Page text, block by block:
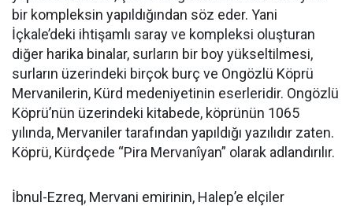
bir kompleksin yapıldığından söz eder. Yani
İçkale’deki ihtişamlı saray ve kompleksi oluşturan
diğer harika binalar, surların bir boy yükseltilmesi,
surların üzerindeki birçok burç ve Ongözlü Köprü
Mervanilerin, Kürd medeniyetinin eserleridir. Ongözlü
Köprü’nün üzerindeki kitabede, köprünün 1065
yılında, Mervaniler tarafından yapıldığı yazılıdır zaten.
Köprü, Kürdçede “Pira Mervanîyan” olarak adlandırılır.
İbnul-Ezreq, Mervani emirinin, Halep’e elçiler